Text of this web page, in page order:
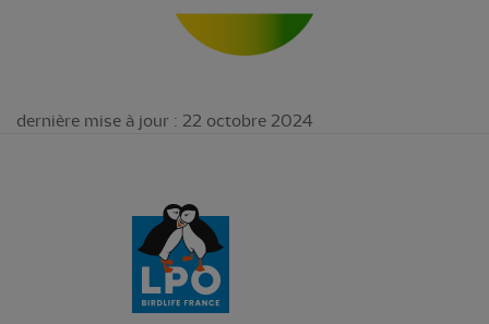
dernière mise à jour : 22 octobre 2024